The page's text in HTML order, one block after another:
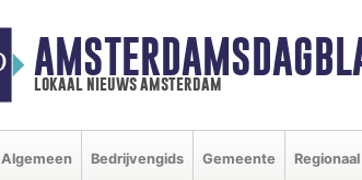
lokaal nieuws amsterdam
Algemeen Bedrijvengids Gemeente Regionaal